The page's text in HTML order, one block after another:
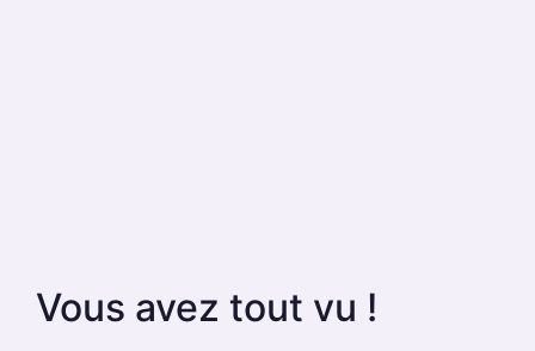
Vous avez tout vu !